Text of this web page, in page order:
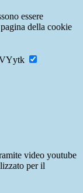
essere
della cookie
video youtube
per il